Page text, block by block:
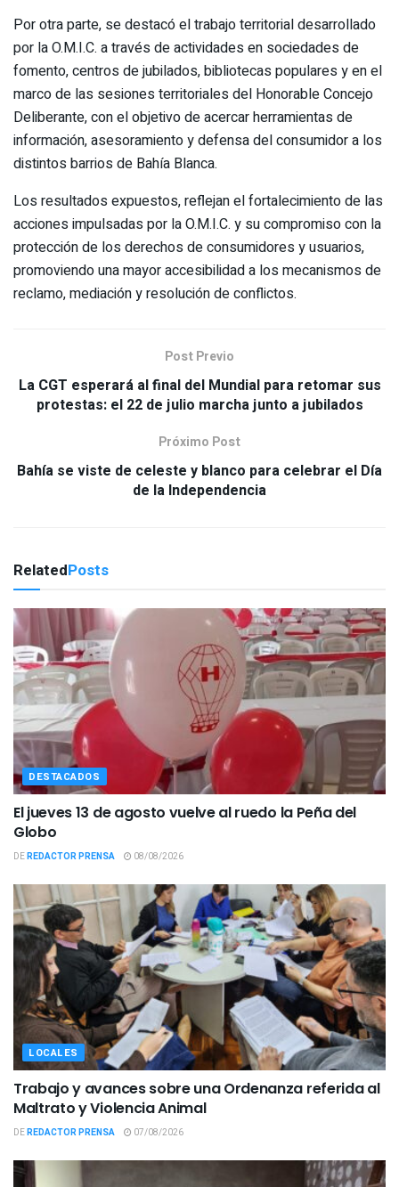
Por otra parte, se destacó el trabajo territorial desarrollado
por la O.M.I.C. a través de actividades en sociedades de
fomento, centros de jubilados, bibliotecas populares y en el
marco de las sesiones territoriales del Honorable Concejo
Deliberante, con el objetivo de acercar herramientas de
información, asesoramiento y defensa del consumidor a los
distintos barrios de Bahía Blanca.
Los resultados expuestos, reflejan el fortalecimiento de las
acciones impulsadas por la O.M.I.C. y su compromiso con la
protección de los derechos de consumidores y usuarios,
promoviendo una mayor accesibilidad a los mecanismos de
reclamo, mediación y resolución de conflictos.
Post Previo
La CGT esperará al final del Mundial para retomar sus
protestas: el 22 de julio marcha junto a jubilados
Próximo Post
Bahía se viste de celeste y blanco para celebrar el Día
de la Independencia
RelatedPosts
DESTACADOS
El jueves 13 de agosto vuelve al ruedo la Peña del
Globo
DEREDACTOR PRENSA 08/08/2026
LOCALES
Trabajo y avances sobre una Ordenanza referida al
Maltrato y Violencia Animal
DEREDACTOR PRENSA 07/08/2026